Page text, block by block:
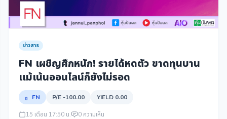
ข่าวสาร
FN เผชิญศึกหนัก! รายได้หดตัว ขาดทุนบาน
แม้เน้นออนไลน์ก็ยังไม่รอด
FN P/E -100.00 YIELD 0.00
15 เดือน 17:50 น. 0 ความเห็น